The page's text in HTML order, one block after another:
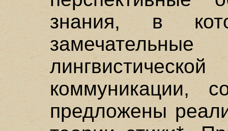
знания, в
коммуникации,
предложены